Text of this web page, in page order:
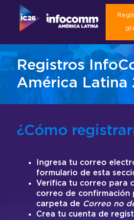
Sobre Nosotros
Sobre InfoComm América
Marketing toolkit
Galería 2025
Noticias
Sala de Prensa
Asociación con Medios
Visítanos
Acerca de Infocomm
Latina
¿Qué encontrarás en
América Latina?
Roadshows
Colombia & Argentina
Sala de Exposiciones
Plano Piso de Exposiciones
Experiencias
Planifica tu viaje
Reserva tu hotel
Servicio de Concierge
Convence a tu jefe
Quiero ser Expositor
Expón en InfoComm
Expositores Actuales
Global
Las Vegas
Barcelona (ISE)
Contáctanos
Registros
América Latina
¿Cómo
Ingresa tu correo
formulario de esta
Verifica tu correo para
correo de confirmación
carpeta de Correo no
Crea tu cuenta de